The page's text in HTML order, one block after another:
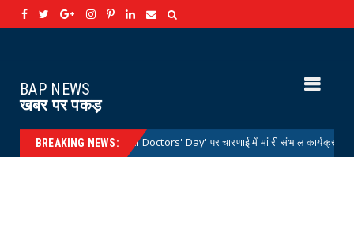
BAP NEWS
खबर पर पकड़
BREAKING NEWS:
डे 'National Doctors' Day' पर चारणाई में मां री संभाल कार्यक्रम आयोजित